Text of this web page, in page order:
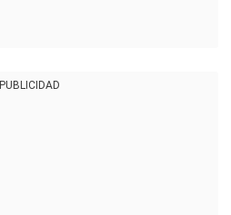
PUBLICIDAD